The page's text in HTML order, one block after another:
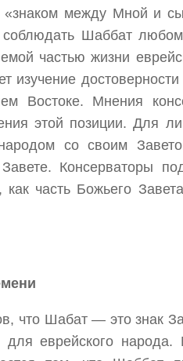
«знаком между Мной и
Шаббат
частью жизни
изучение
Востоке. Мнения
этой позиции. Для
со своим
Консерваторы
как часть Божьего
что Шабат — это знак
еврейского